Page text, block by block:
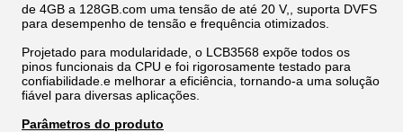
de 4GB a 128GB.com uma tensão de até 20 V,, suporta DVFS
para desempenho de tensão e frequência otimizados.
Projetado para modularidade, o LCB3568 expõe todos os
pinos funcionais da CPU e foi rigorosamente testado para
confiabilidade.e melhorar a eficiência, tornando-a uma solução
fiável para diversas aplicações.
Parâmetros do produto